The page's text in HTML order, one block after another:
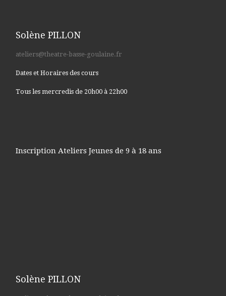
Solène PILLON
ateliers@theatre-basse-goulaine.fr
Dates et Horaires des cours
Tous les mercredis de 20h00 à 22h00
Inscription Ateliers Jeunes de 9 à 18 ans
Solène PILLON